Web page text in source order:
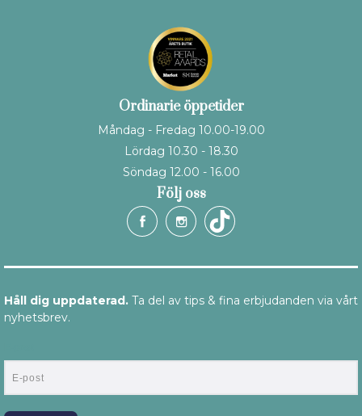
Ordinarie öppetider
Måndag - Fredag 10.00-19.00
Lördag 10.30 - 18.30
Söndag 12.00 - 16.00
Följ oss
Håll dig uppdaterad. Ta del av tips & fina erbjudanden via vårt
nyhetsbrev.